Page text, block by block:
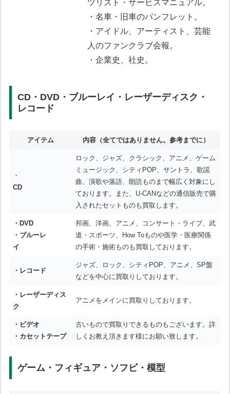
ツリスト・サービスマニュアル。
・名車・旧車のパンフレット。
・アイドル、アーティスト、芸能
人のファンクラブ会報。
・企業史、社史。
CD・DVD・ブルーレイ・レーザーディスク・
レコード
アイテム 内容 （全てではありません。参考までに）
・
CD
ロック、ジャズ、クラシック、アニメ、ゲーム
ミュージック、シティPOP、サントラ、歌謡
曲、演歌や落語、朗読ものまで幅広く対象にし
ております。また、U-CANなどの通信販売で購
入されたセットものも買取します。
・DVD
・ブルーレ
イ
邦画、洋画、アニメ、コンサート・ライブ、武
道・スポーツ、How Toものや医学・医療関係
の手術・施術ものも買取しております。
・レコード
ジャズ、ロック、シティPOP、アニメ、SP盤
などを中心に買取りしております。
・レーザーディス
ク
アニメをメインに買取りしております。
・ビデオ
・カセットテープ
古いもので買取りできるものもございます。詳
しくお教え頂きます様にお願い致します。
ゲーム・フィギュア・ソフビ・模型